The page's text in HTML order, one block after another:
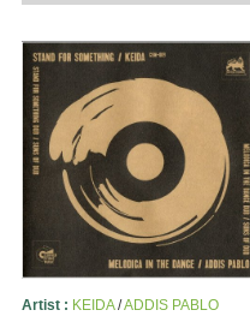
Artist : KEIDA/ADDIS PABLO